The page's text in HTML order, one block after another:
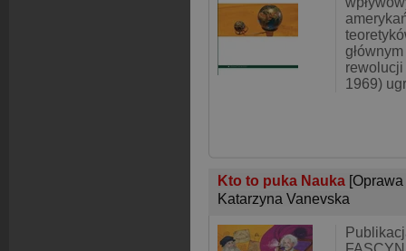
1969)
Kto to puka Nauka
Katarzyna Vanevska